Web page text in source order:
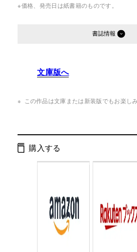
※価格、発売日は紙書籍のものです。
書誌情報
ISBN：
文庫版へ
この作品は文庫または新装版でもお楽し
購入する